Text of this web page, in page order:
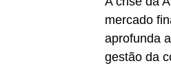
mercado
aprofunda
gestão da